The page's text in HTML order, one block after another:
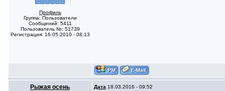
Профиль
Группа: Пользователи
Сообщений: 5411
Пользователь №: 51739
Регистрация: 16.05.2010 - 08:13
Рыжая осень Дата 18.03.2016 - 09:52